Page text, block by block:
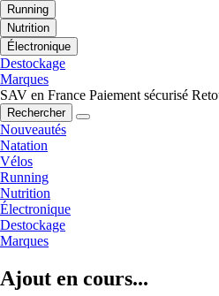
Running
Nutrition
Électronique
Destockage
Marques
SAV en France Paiement sécurisé
Rechercher
Nouveautés
Natation
Vélos
Running
Nutrition
Électronique
Destockage
Marques
Ajout en cours...